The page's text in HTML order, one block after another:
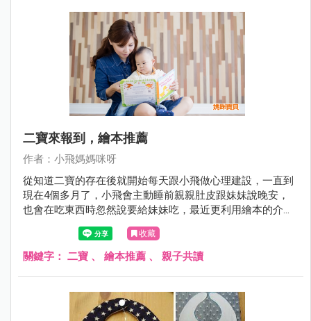
二寶來報到，繪本推薦
作者：小飛媽媽咪呀
從知道二寶的存在後就開始每天跟小飛做心理建設，一直到
現在4個多月了，小飛會主動睡前親親肚皮跟妹妹說晚安，
也會在吃東西時忽然說要給妹妹吃，最近更利用繪本的介紹
想讓他知道妹妹出生後可能發生的不一樣。
收藏
關鍵字： 二寶 、 繪本推薦 、 親子共讀